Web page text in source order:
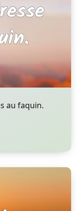
au faquin.